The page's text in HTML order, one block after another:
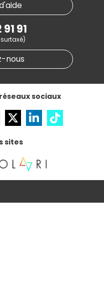
91
nous
sociaux
sites